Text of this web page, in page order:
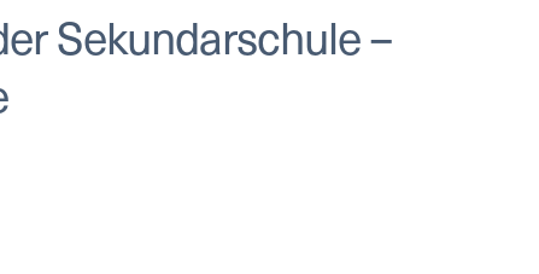
Sekundarschule –